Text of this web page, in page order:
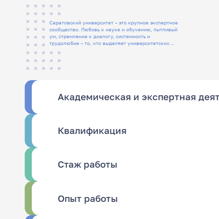
Саратовский университет – это крупное экспертное
сообщество. Любовь к науке и обучению, пытливый
ум, стремление к диалогу, системность и
трудолюбие – то, что выделяет университетских
Академическая и экспертная
Квалификация
Стаж работы
Опыт работы